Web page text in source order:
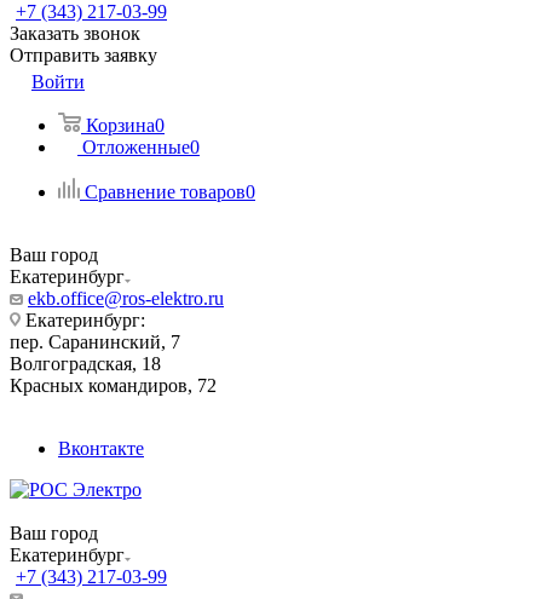
+7 (343) 217-03-99
Заказать звонок
Отправить заявку
Войти
Корзина0
Отложенные0
Сравнение товаров0
Ваш город
Екатеринбург
ekb.office@ros-elektro.ru
Екатеринбург:
пер. Саранинский, 7
Волгоградская, 18
Красных командиров, 72
Вконтакте
Ваш город
Екатеринбург
+7 (343) 217-03-99